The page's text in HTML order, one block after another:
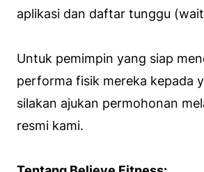
aplikasi dan daftar tunggu (
Untuk pemimpin yang siap
performa fisik mereka kepada
silakan ajukan permohonan
resmi kami.